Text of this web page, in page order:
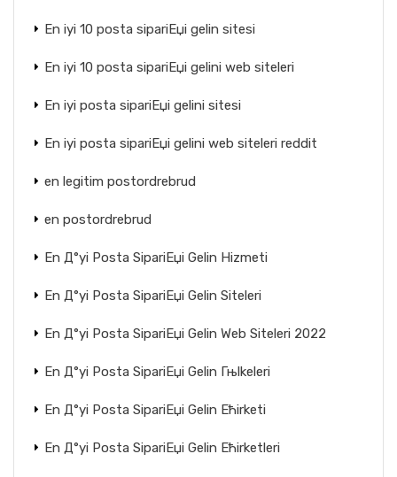
En iyi 10 posta sipariЕџi gelin sitesi
En iyi 10 posta sipariЕџi gelini web siteleri
En iyi posta sipariЕџi gelini sitesi
En iyi posta sipariЕџi gelini web siteleri reddit
en legitim postordrebrud
en postordrebrud
En Д°yi Posta SipariЕџi Gelin Hizmeti
En Д°yi Posta SipariЕџi Gelin Siteleri
En Д°yi Posta SipariЕџi Gelin Web Siteleri 2022
En Д°yi Posta SipariЕџi Gelin Гњlkeleri
En Д°yi Posta SipariЕџi Gelin Ећirketi
En Д°yi Posta SipariЕџi Gelin Ећirketleri